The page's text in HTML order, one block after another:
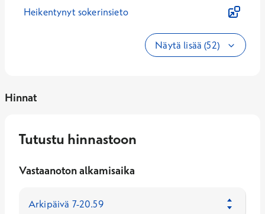
Heikentynyt sokerinsieto
Näytä lisää (52)
Hinnat
Tutustu hinnastoon
Vastaanoton alkamisaika